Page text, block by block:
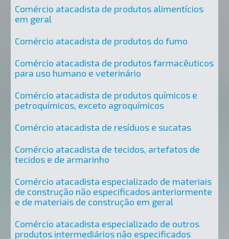
Comércio atacadista de produtos alimentícios
em geral
Comércio atacadista de produtos do fumo
Comércio atacadista de produtos farmacêuticos
para uso humano e veterinário
Comércio atacadista de produtos químicos e
petroquímicos, exceto agroquímicos
Comércio atacadista de resíduos e sucatas
Comércio atacadista de tecidos, artefatos de
tecidos e de armarinho
Comércio atacadista especializado de materiais
de construção não especificados anteriormente
e de materiais de construção em geral
Comércio atacadista especializado de outros
produtos intermediários não especificados